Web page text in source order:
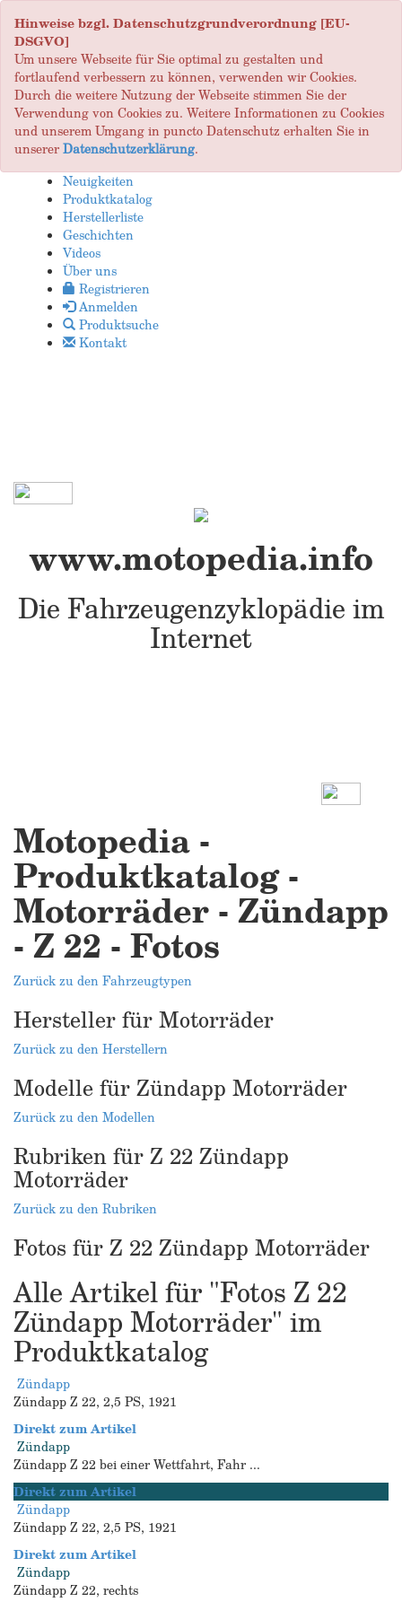
Hinweise bzgl. Datenschutzgrundverordnung [EU-
DSGVO]
Um unsere Webseite für Sie optimal zu gestalten und
fortlaufend verbessern zu können, verwenden wir Cookies.
Durch die weitere Nutzung der Webseite stimmen Sie der
Verwendung von Cookies zu. Weitere Informationen zu Cookies
und unserem Umgang in puncto Datenschutz erhalten Sie in
unsererDatenschutzerklärung.
Neuigkeiten
Produktkatalog
Herstellerliste
Geschichten
Videos
Über uns
Registrieren
Anmelden
Produktsuche
Kontakt
www.motopedia.info
Die Fahrzeugenzyklopädie im
Internet
Motopedia -
Produktkatalog -
Motorräder - Zündapp
- Z 22 - Fotos
Zurück zu den Fahrzeugtypen
Hersteller für Motorräder
Zurück zu den Herstellern
Modelle für Zündapp Motorräder
Zurück zu den Modellen
Rubriken für Z 22 Zündapp
Motorräder
Zurück zu den Rubriken
Fotos für Z 22 Zündapp Motorräder
Alle Artikel für "Fotos Z 22
Zündapp Motorräder" im
Produktkatalog
Zündapp
Zündapp Z 22, 2,5 PS, 1921
Direkt zum Artikel
Zündapp
Zündapp Z 22 bei einer Wettfahrt, Fahr ...
Direkt zum Artikel
Zündapp
Zündapp Z 22, 2,5 PS, 1921
Direkt zum Artikel
Zündapp
Zündapp Z 22, rechts